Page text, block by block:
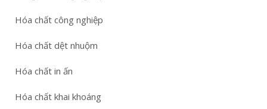
Hóa chất công nghiệp
Hóa chất dệt nhuộm
Hóa chất in ấn
Hóa chất khai khoáng